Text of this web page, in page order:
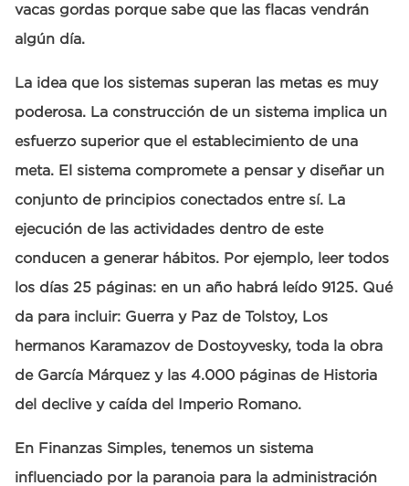
vacas gordas porque sabe que las flacas vendrán
algún día.
La idea que los sistemas superan las metas es muy
poderosa. La construcción de un sistema implica un
esfuerzo superior que el establecimiento de una
meta. El sistema compromete a pensar y diseñar un
conjunto de principios conectados entre sí. La
ejecución de las actividades dentro de este
conducen a generar hábitos. Por ejemplo, leer todos
los días 25 páginas: en un año habrá leído 9125. Qué
da para incluir: Guerra y Paz de Tolstoy, Los
hermanos Karamazov de Dostoyvesky, toda la obra
de García Márquez y las 4.000 páginas de Historia
del declive y caída del Imperio Romano.
En Finanzas Simples, tenemos un sistema
influenciado por la paranoia para la administración